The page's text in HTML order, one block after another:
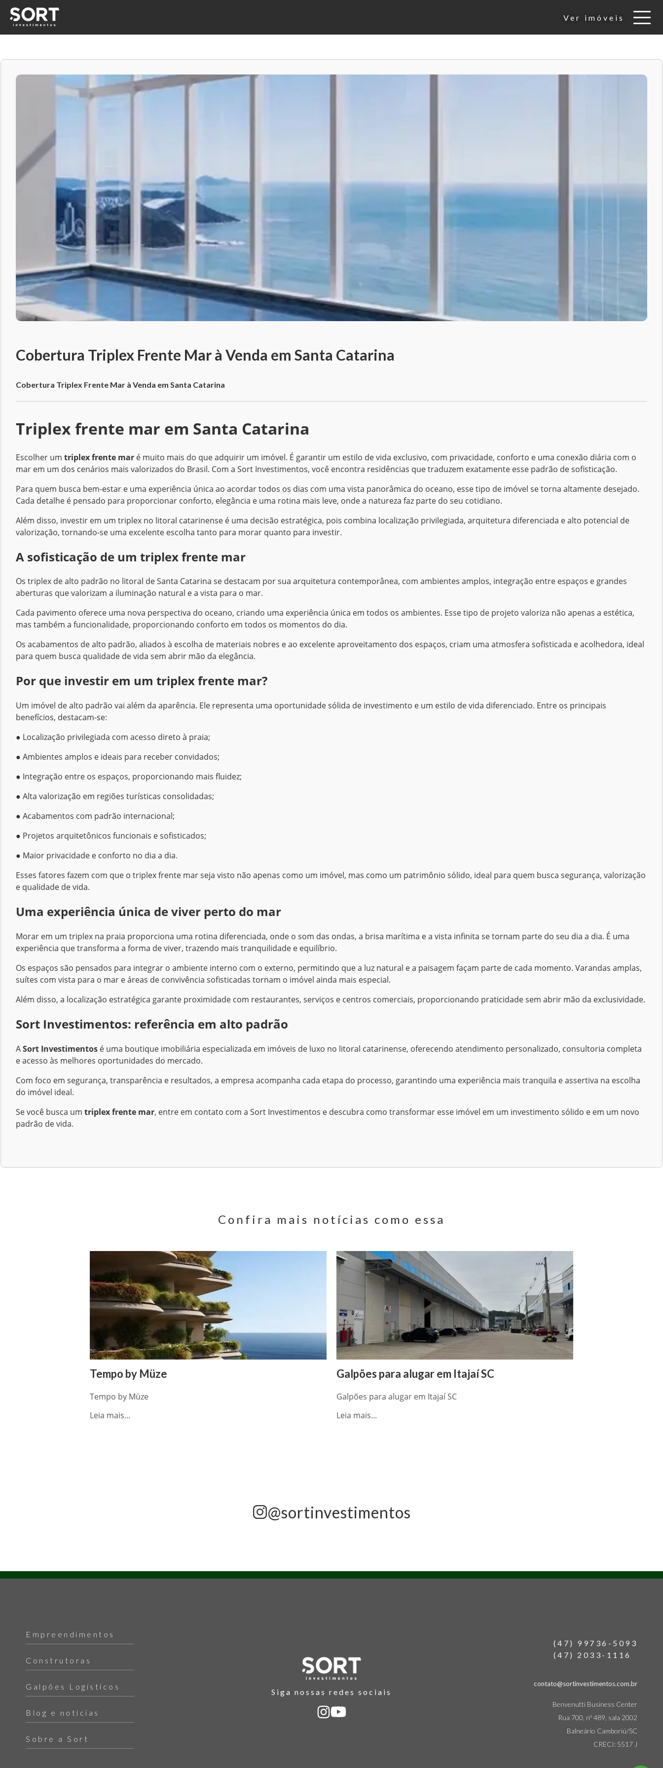
Ver imóveis
Cobertura Triplex Frente Mar à Venda em Santa Catarina
Cobertura Triplex Frente Mar à Venda em Santa Catarina
Triplex frente mar em Santa Catarina
Escolher um triplex frente mar é muito mais do que adquirir um imóvel. É garantir um estilo de vida exclusivo, com privacidade, conforto e uma conexão diária com o
mar em um dos cenários mais valorizados do Brasil. Com a Sort Investimentos, você encontra residências que traduzem exatamente esse padrão de sofisticação.
Para quem busca bem-estar e uma experiência única ao acordar todos os dias com uma vista panorâmica do oceano, esse tipo de imóvel se torna altamente desejado.
Cada detalhe é pensado para proporcionar conforto, elegância e uma rotina mais leve, onde a natureza faz parte do seu cotidiano.
Além disso, investir em um triplex no litoral catarinense é uma decisão estratégica, pois combina localização privilegiada, arquitetura diferenciada e alto potencial de
valorização, tornando-se uma excelente escolha tanto para morar quanto para investir.
A sofisticação de um triplex frente mar
Os triplex de alto padrão no litoral de Santa Catarina se destacam por sua arquitetura contemporânea, com ambientes amplos, integração entre espaços e grandes
aberturas que valorizam a iluminação natural e a vista para o mar.
Cada pavimento oferece uma nova perspectiva do oceano, criando uma experiência única em todos os ambientes. Esse tipo de projeto valoriza não apenas a estética,
mas também a funcionalidade, proporcionando conforto em todos os momentos do dia.
Os acabamentos de alto padrão, aliados à escolha de materiais nobres e ao excelente aproveitamento dos espaços, criam uma atmosfera sofisticada e acolhedora, ideal
para quem busca qualidade de vida sem abrir mão da elegância.
Por que investir em um triplex frente mar?
Um imóvel de alto padrão vai além da aparência. Ele representa uma oportunidade sólida de investimento e um estilo de vida diferenciado. Entre os principais
benefícios, destacam-se:
● Localização privilegiada com acesso direto à praia;
● Ambientes amplos e ideais para receber convidados;
● Integração entre os espaços, proporcionando mais fluidez;
● Alta valorização em regiões turísticas consolidadas;
● Acabamentos com padrão internacional;
● Projetos arquitetônicos funcionais e sofisticados;
● Maior privacidade e conforto no dia a dia.
Esses fatores fazem com que o triplex frente mar seja visto não apenas como um imóvel, mas como um patrimônio sólido, ideal para quem busca segurança, valorização
e qualidade de vida.
Uma experiência única de viver perto do mar
Morar em um triplex na praia proporciona uma rotina diferenciada, onde o som das ondas, a brisa marítima e a vista infinita se tornam parte do seu dia a dia. É uma
experiência que transforma a forma de viver, trazendo mais tranquilidade e equilíbrio.
Os espaços são pensados para integrar o ambiente interno com o externo, permitindo que a luz natural e a paisagem façam parte de cada momento. Varandas amplas,
suítes com vista para o mar e áreas de convivência sofisticadas tornam o imóvel ainda mais especial.
Além disso, a localização estratégica garante proximidade com restaurantes, serviços e centros comerciais, proporcionando praticidade sem abrir mão da exclusividade.
Sort Investimentos: referência em alto padrão
ASort Investimentos é uma boutique imobiliária especializada em imóveis de luxo no litoral catarinense, oferecendo atendimento personalizado, consultoria completa
e acesso às melhores oportunidades do mercado.
Com foco em segurança, transparência e resultados, a empresa acompanha cada etapa do processo, garantindo uma experiência mais tranquila e assertiva na escolha
do imóvel ideal.
Se você busca um triplex frente mar, entre em contato com a Sort Investimentos e descubra como transformar esse imóvel em um investimento sólido e em um novo
padrão de vida.
Confira mais notícias como essa
Tempo by Müze
Tempo by Müze
Leia mais...
Galpões para alugar em Itajaí SC
Galpões para alugar em Itajaí SC
Leia mais...
@sortinvestimentos
Empreendimentos
Construtoras
Galpões Logísticos
Blog e notícias
Sobre a Sort
Siga nossas redes sociais
(47) 99736-5093
(47) 2033-1116
contato@sortinvestimentos.com.br
Benvenutti Business Center
Rua 700, nº 489, sala 2002
Balneário Camboriú/SC
CRECI: 5517 J